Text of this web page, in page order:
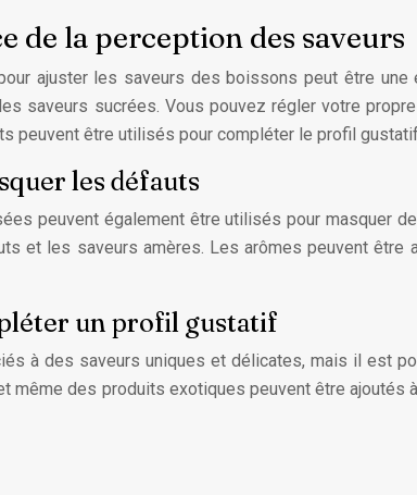
de la perception des saveurs
ajuster les saveurs des boissons peut être
saveurs sucrées. Vous pouvez régler votre
peuvent être utilisés pour compléter le profil
les défauts
peuvent également être utilisés pour masquer
et les saveurs amères. Les arômes peuvent être
un profil gustatif
à des saveurs uniques et délicates, mais il est
même des produits exotiques peuvent être